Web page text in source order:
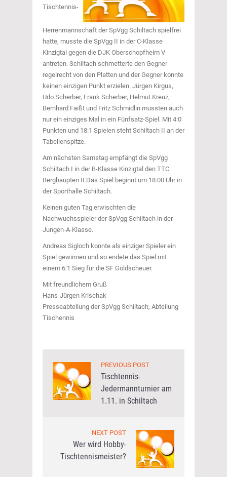
Tischtennis-
Herrenmannschaft der SpVgg Schiltach spielfrei
hatte, musste die SpVgg II in der C-Klasse
Kinzigtal gegen die DJK Oberschopfheim V
antreten. Schiltach schmetterte den Gegner
regelrecht von den Platten und der Gegner konnte
keinen einzigen Punkt erzielen. Jürgen Kirgus,
Udo Scherber, Frank Scherber, Helmut Kreuz,
Bernhard Faißt und Fritz Schmidlin mussten auch
nur ein einziges Mal in ein Fünfsatz-Spiel. Mit 4:0
Punkten und 18:1 Spielen steht Schiltach II an der
Tabellenspitze.
Am nächsten Samstag empfängt die SpVgg
Schiltach I in der B-Klasse Kinzigtal den TTC
Berghaupten II.Das Spiel beginnt um 18:00 Uhr in
der Sporthalle Schiltach.
Keinen guten Tag erwischten die
Nachwuchsspieler der SpVgg Schiltach in der
Jungen-A-Klasse.
Andreas Sigloch konnte als einziger Spieler ein
Spiel gewinnen und so endete das Spiel mit
einem 6:1 Sieg für die SF Goldscheuer.
Mit freundlichem Gruß
Hans-Jürgen Krischak
Presseabteilung der SpVgg Schiltach, Abteilung
Tischennis
PREVIOUS POST
Tischtennis-
Jedermannturnier am
1.11. in Schiltach
NEXT POST
Wer wird Hobby-
Tischtennismeister?